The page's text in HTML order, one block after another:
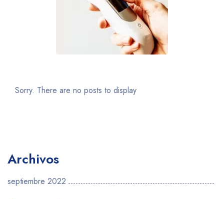
Sorry. There are no posts to display
Archivos
septiembre 2022